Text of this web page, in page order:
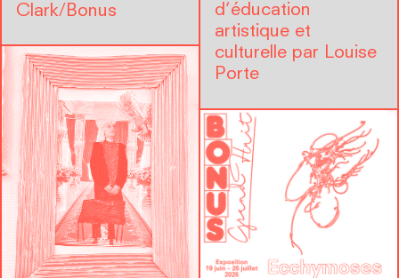
Clark/Bonus
d’éducation
artistique et
culturelle par Louise
Porte